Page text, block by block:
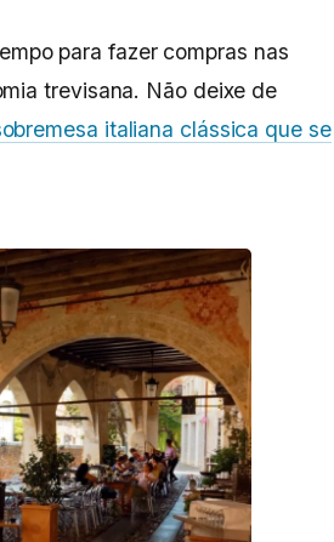
para fazer compras nas
trevisana. Não deixe de
italiana clássica que se